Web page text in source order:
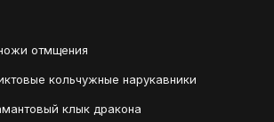
отмщения
кольчужные нарукавники
клык дракона